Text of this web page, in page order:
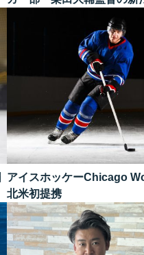
アイスホッケーChicago
北米初提携